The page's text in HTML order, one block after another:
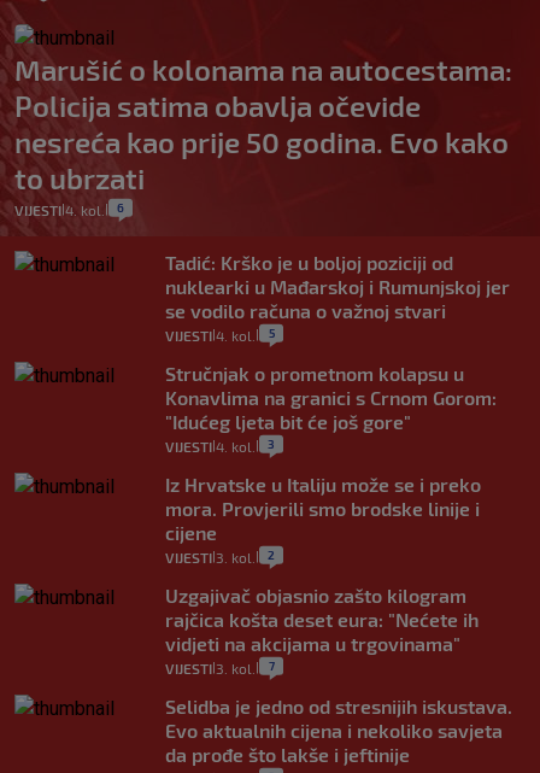
Marušić o kolonama na autocestama:
Policija satima obavlja očevide
nesreća kao prije 50 godina. Evo kako
to ubrzati
VIJESTI 4. kol. 6
Tadić: Krško je u boljoj poziciji od
nuklearki u Mađarskoj i Rumunjskoj jer
se vodilo računa o važnoj stvari
VIJESTI 4. kol. 5
Stručnjak o prometnom kolapsu u
Konavlima na granici s Crnom Gorom:
"Idućeg ljeta bit će još gore"
VIJESTI 4. kol. 3
Iz Hrvatske u Italiju može se i preko
mora. Provjerili smo brodske linije i
cijene
VIJESTI 3. kol. 2
Uzgajivač objasnio zašto kilogram
rajčica košta deset eura: "Nećete ih
vidjeti na akcijama u trgovinama"
VIJESTI 3. kol. 7
Selidba je jedno od stresnijih iskustava.
Evo aktualnih cijena i nekoliko savjeta
da prođe što lakše i jeftinije